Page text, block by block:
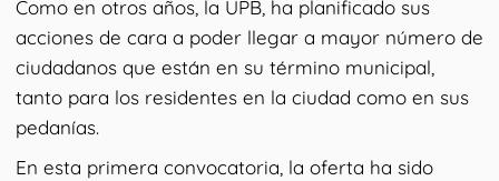
Como en otros años, la UPB, ha planificado sus
acciones de cara a poder llegar a mayor número de
ciudadanos que están en su término municipal,
tanto para los residentes en la ciudad como en sus
pedanías.
En esta primera convocatoria, la oferta ha sido